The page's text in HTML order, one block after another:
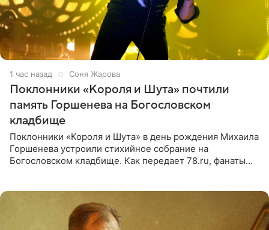
1 час назад Соня Жарова
Поклонники «Короля и Шута» почтили
память Горшенева на Богословском
кладбище
Поклонники «Короля и Шута» в день рождения Михаила
Горшенева устроили стихийное собрание на
Богословском кладбище. Как передает 78.ru, фанаты